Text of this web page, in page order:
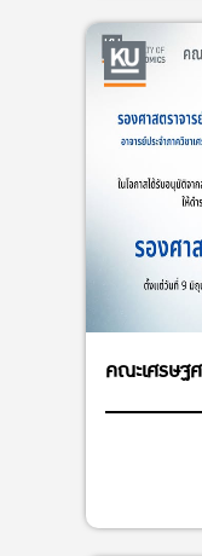
คณะเศรษฐ